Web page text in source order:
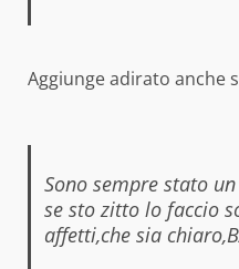
Aggiunge adirato anche
Sono sempre stato
se sto zitto lo faccio
affetti,che sia